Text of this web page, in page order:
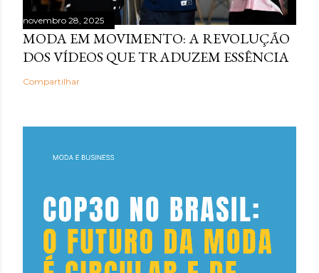
novembro 28, 2025
MODA EM MOVIMENTO: A REVOLUÇÃO
DOS VÍDEOS QUE TRADUZEM ESSÊNCIA
Compartilhar